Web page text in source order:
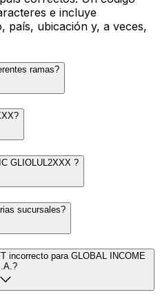
e incluye
país, ubicación y, a veces,
ramas?
GLIOLUL2XXX ?
sucursales?
incorrecto para GLOBAL INCOME